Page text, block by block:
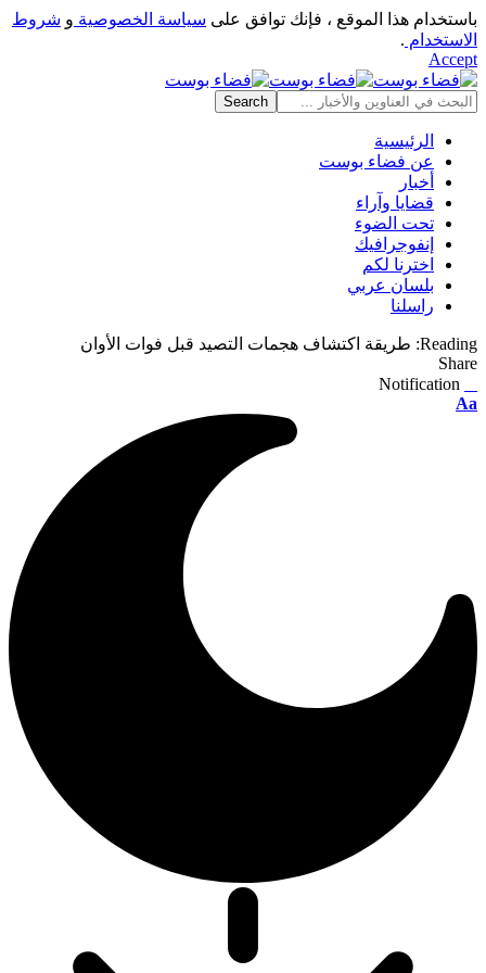
باستخدام هذا الموقع ، فإنك توافق على سياسة الخصوصية و شروط
الاستخدام .
Accept
الرئيسية
عن فضاء بوست
أخبار
قضايا وآراء
تحت الضوء
إنفوجرافيك
اخترنا لكم
بلسان عربي
راسلنا
Reading: طريقة اكتشاف هجمات التصيد قبل فوات الأوان
Share
Notification
Font
Aa